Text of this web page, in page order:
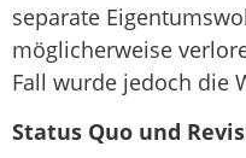
separate
möglicherweise
Fall wurde jedoch die
Status Quo und